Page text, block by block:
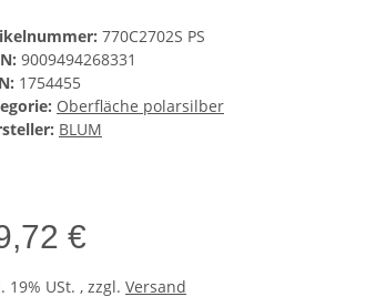
770C2702S PS
9009494268331
1754455
Oberfläche polarsilber
BLUM
€
19% USt. , zzgl. Versand